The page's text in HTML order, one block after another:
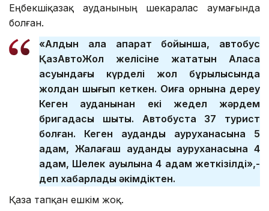
Еңбекшіқазақ ауданының шекаралас аумағында
болған.
«Алдын ала ақпарат бойынша, автобус
ҚазАвтоЖол желісіне жататын Аласа
асуындағы күрделі жол бұрылысында
жолдан шығып кеткен. Оқиға орнына дереу
Кеген ауданынан екі жедел жәрдем
бригадасы шықты. Автобуста 37 турист
болған. Кеген аудандық ауруханасына 5
адам, Жалағаш аудандық ауруханасына 4
адам, Шелек ауылына 4 адам жеткізілді»,-
деп хабарлады әкімдіктен.
Қаза тапқан ешкім жоқ.